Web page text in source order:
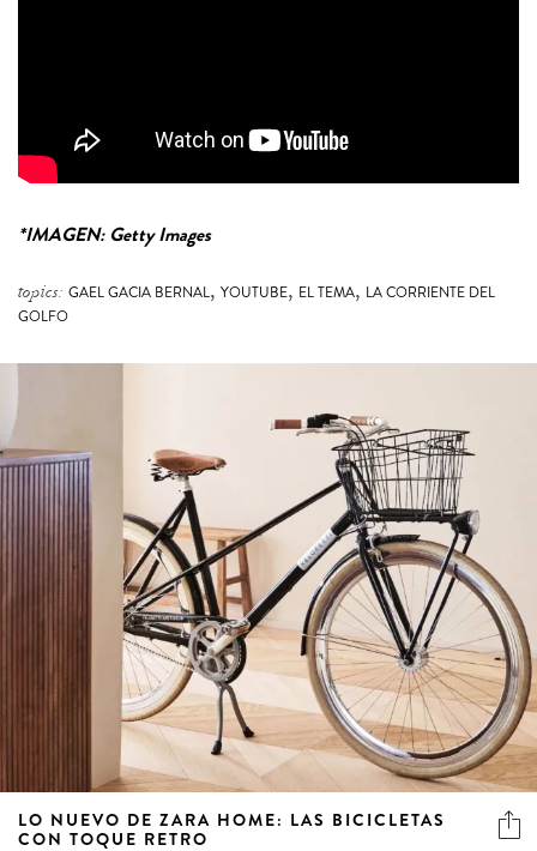
*IMAGEN: Getty Images
topics: GAEL GACIA BERNAL, YOUTUBE, EL TEMA, LA CORRIENTE DEL
GOLFO
LO NUEVO DE ZARA HOME: LAS BICICLETAS
CON TOQUE RETRO